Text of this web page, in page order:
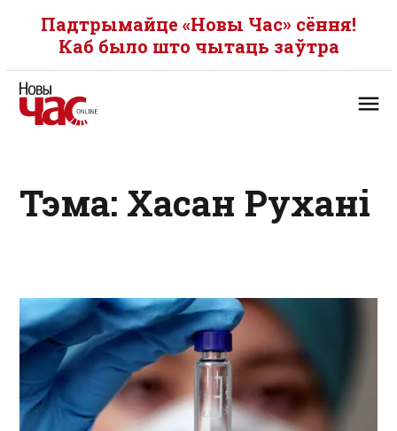
Падтрымайце «Новы Час» сёння!
Каб было што чытаць заўтра
Тэма: Хасан Рухані